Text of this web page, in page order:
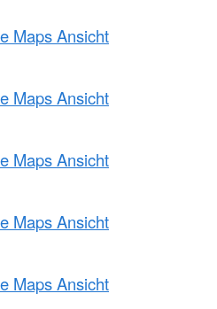
Maps Ansicht
Maps Ansicht
Maps Ansicht
Maps Ansicht
Maps Ansicht